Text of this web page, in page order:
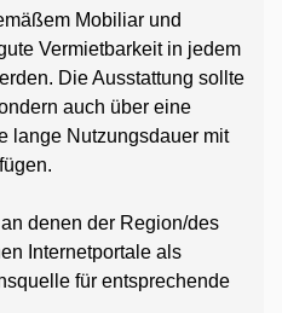
Mobiliar und
Vermietbarkeit in jedem
Die Ausstattung sollte
auch über eine
lange Nutzungsdauer mit
denen der Region/des
Internetportale als
für entsprechende